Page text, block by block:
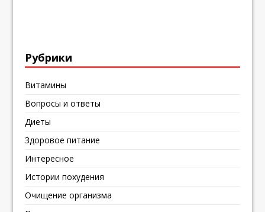
Рубрики
Витамины
Вопросы и ответы
Диеты
Здоровое питание
Интересное
Истории похудения
Очищение организма